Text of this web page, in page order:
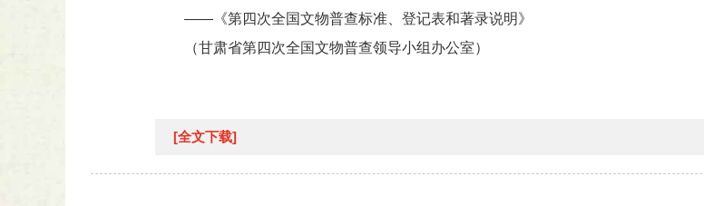
——《第四次全国文物普查标准、登记表和著录说明》
（甘肃省第四次全国文物普查领导小组办公室）
[全文下载]